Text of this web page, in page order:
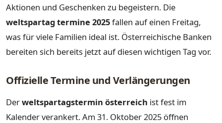
Aktionen und Geschenken zu begeistern. Die
weltspartag termine 2025fallen auf einen Freitag,
was für viele Familien ideal ist. Österreichische Banken
bereiten sich bereits jetzt auf diesen wichtigen Tag vor.
Offizielle Termine und Verlängerungen
Derweltspartagstermin österreich ist fest im
Kalender verankert. Am 31. Oktober 2025 öffnen